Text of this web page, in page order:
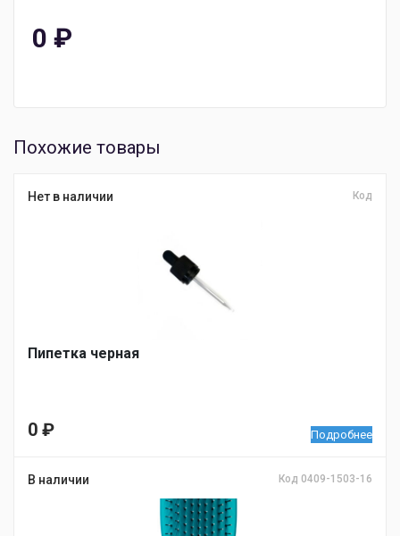
0 ₽
Похожие товары
Нет в наличии Код
Пипетка черная
0 ₽ Подробнее
В наличии Код 0409-1503-16